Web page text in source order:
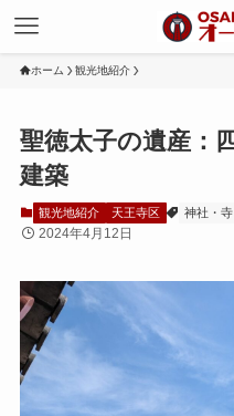
ホーム 観光地紹介
聖徳太子の遺産：
建築
観光地紹介 天王寺区 神社・寺
2024年4月12日